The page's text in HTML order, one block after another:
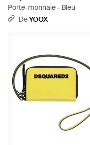
Porte-monnaie - Bleu
DeYOOX